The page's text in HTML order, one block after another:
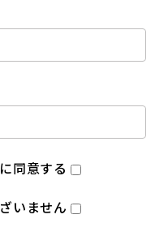
に同意する
いません